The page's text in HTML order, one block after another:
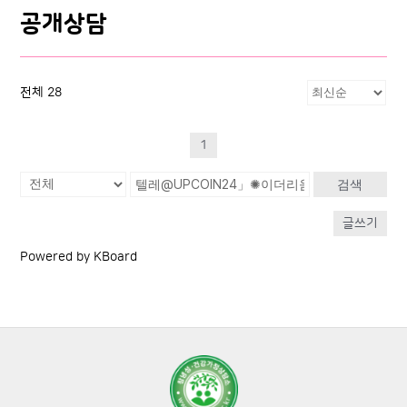
공개상담
전체 28
1
검색
글쓰기
Powered by KBoard